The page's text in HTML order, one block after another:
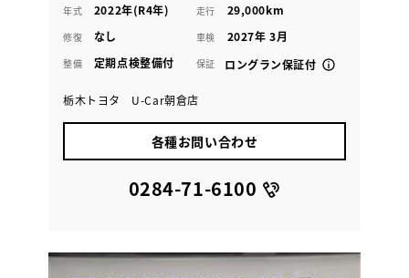
年式 2022年(R4年) 走行 29,000km
修復 なし 車検 2027年 3月
整備 定期点検整備付 保証 ロングラン保証付
栃木トヨタ U-Car朝倉店
各種お問い合わせ
0284-71-6100